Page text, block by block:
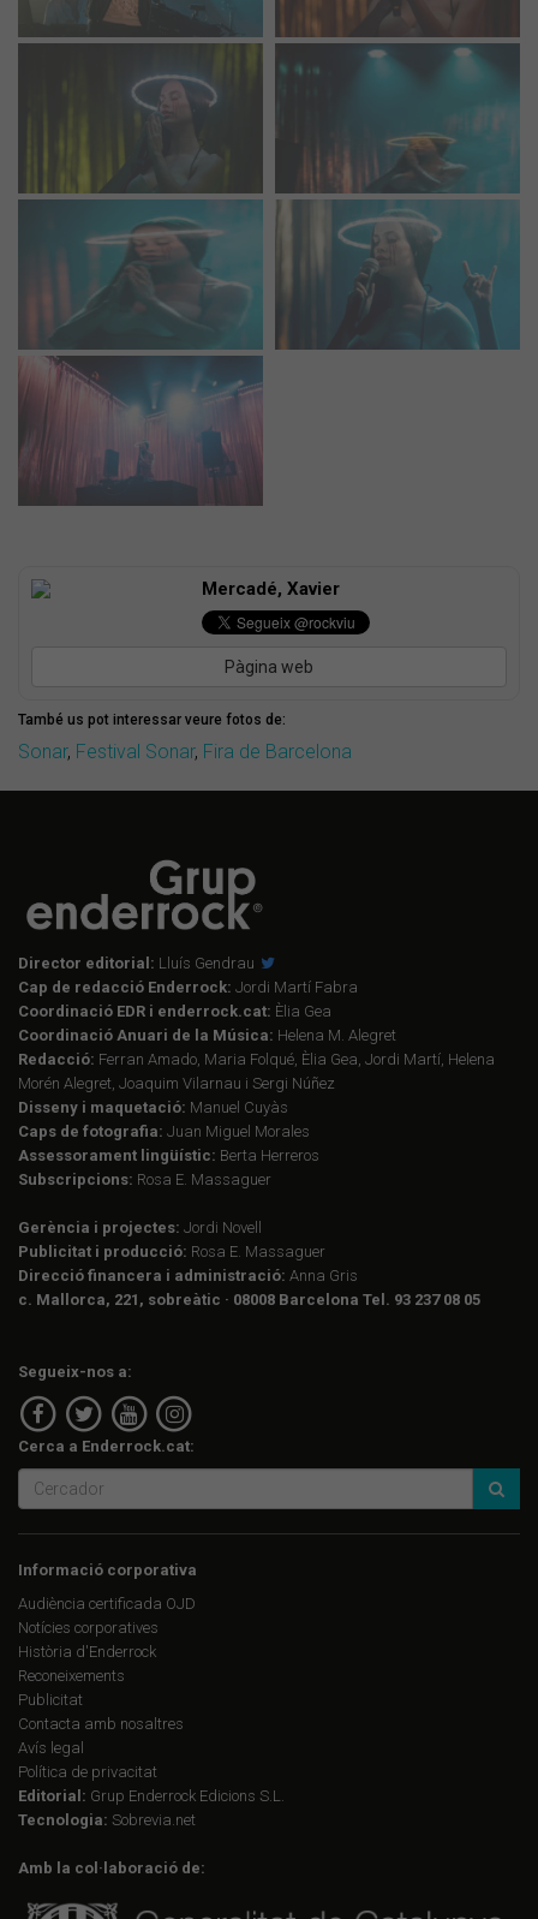
Mercadé, Xavier
Pàgina web
També us pot interessar veure fotos de:
Sonar, Festival Sonar, Fira de Barcelona
Director editorial: Lluís Gendrau
Cap de redacció Enderrock: Jordi Martí Fabra
Coordinació EDR i enderrock.cat: Èlia Gea
Coordinació Anuari de la Música: Helena M. Alegret
Redacció: Ferran Amado, Maria Folqué, Èlia Gea, Jordi Martí, Helena
Morén Alegret, Joaquim Vilarnau i Sergi Núñez
Disseny i maquetació: Manuel Cuyàs
Caps de fotografia: Juan Miguel Morales
Assessorament lingüístic: Berta Herreros
Subscripcions: Rosa E. Massaguer
Gerència i projectes: Jordi Novell
Publicitat i producció: Rosa E. Massaguer
Direcció financera i administració: Anna Gris
c. Mallorca, 221, sobreàtic · 08008 Barcelona Tel. 93 237 08 05
Segueix-nos a:
Cerca a Enderrock.cat:
Informació corporativa
Audiència certificada OJD
Notícies corporatives
Història d'Enderrock
Reconeixements
Publicitat
Contacta amb nosaltres
Avís legal
Política de privacitat
Editorial: Grup Enderrock Edicions S.L.
Tecnologia: Sobrevia.net
Amb la col·laboració de: